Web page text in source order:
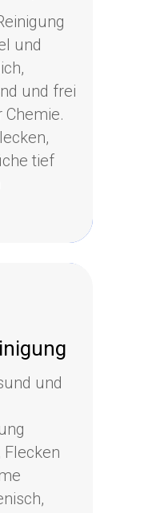
und
Flecken
und
Flecken
und
und frei
Chemie.
tief
und
und frei
Chemie.
tief